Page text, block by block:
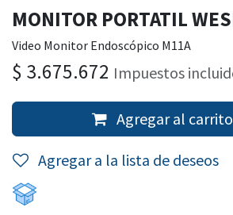
MONITOR PORTATIL
Video Monitor Endoscópico M11A
$ 3.675.672 Impuestos
Agregar al carrito
Agregar a la lista de deseos